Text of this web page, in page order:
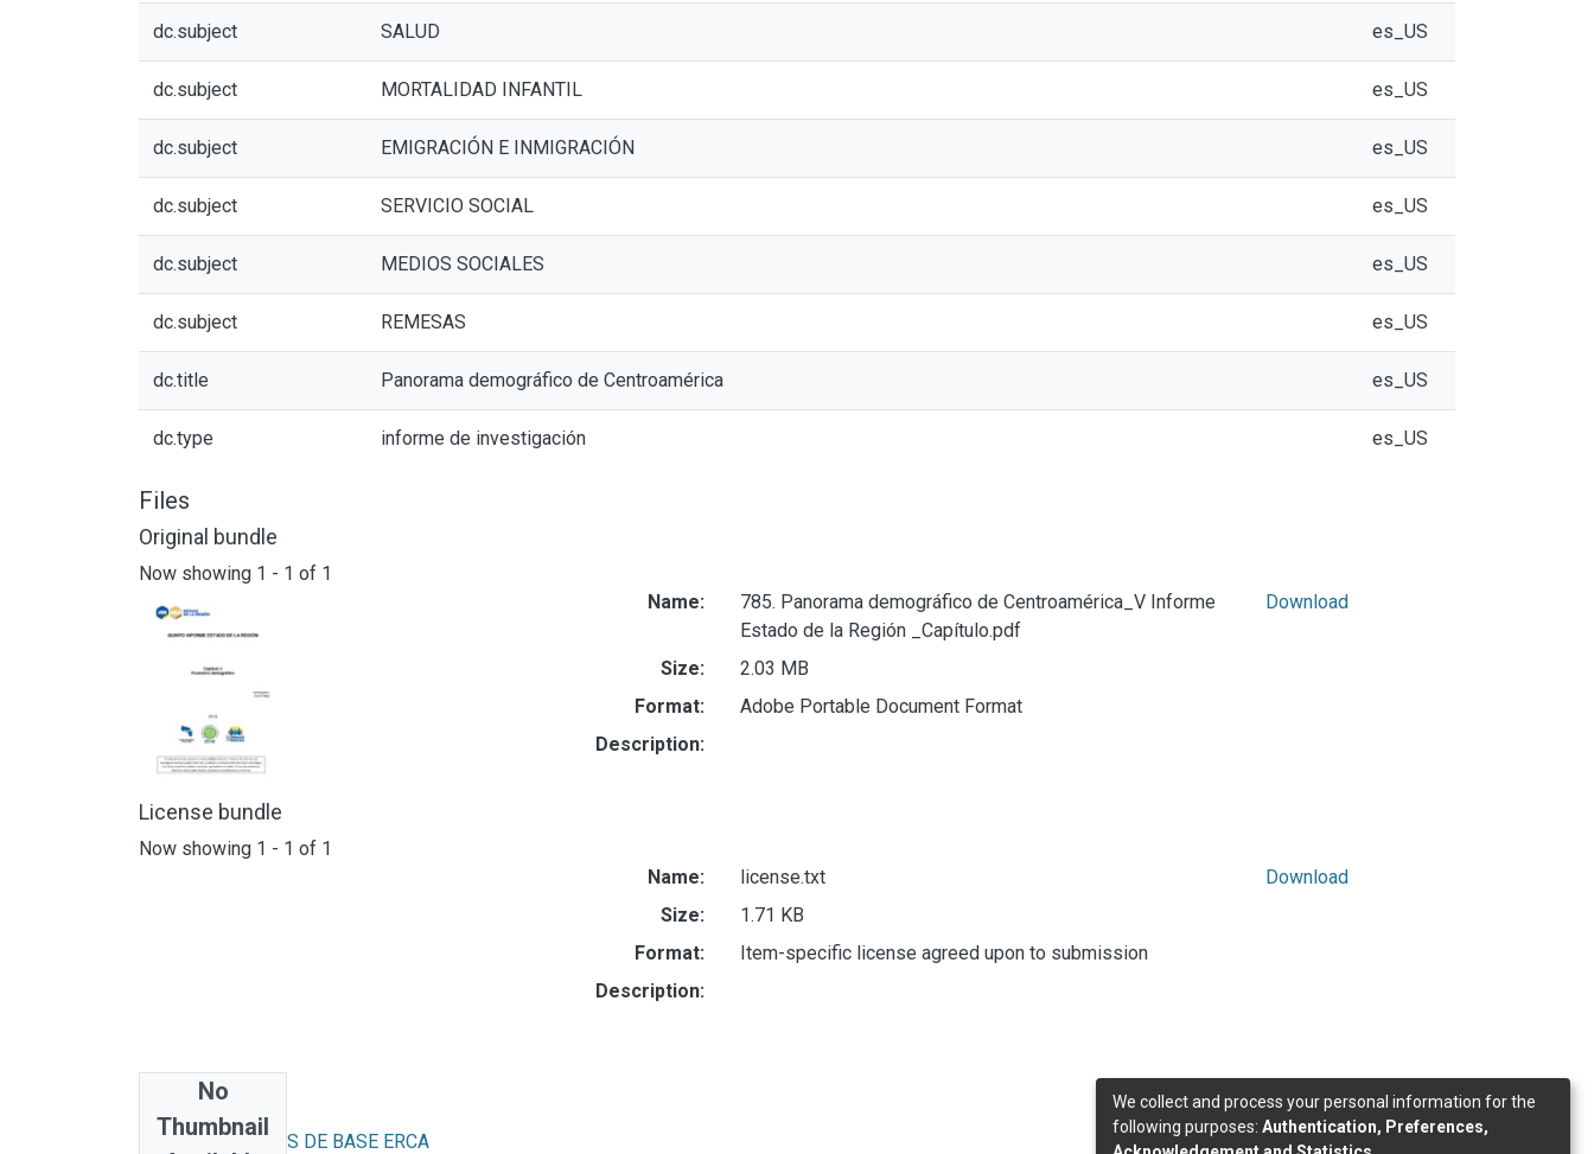
dc.subject SALUD es_US
dc.subject MORTALIDAD INFANTIL es_US
dc.subject EMIGRACIÓN E INMIGRACIÓN es_US
dc.subject SERVICIO SOCIAL es_US
dc.subject MEDIOS SOCIALES es_US
dc.subject REMESAS es_US
dc.title Panorama demográfico de Centroamérica es_US
dc.type informe de investigación es_US
Files
Original bundle
Now showing 1 - 1 of 1
Name:
785. Panorama demográfico de Centroamérica_V Informe
Estado de la Región _Capítulo.pdf
Size:
2.03 MB
Format:
Adobe Portable Document Format
Description:
Download
License bundle
Now showing 1 - 1 of 1
No
Thumbnail
Name:
license.txt
Size:
1.71 KB
Format:
Item-specific license agreed upon to submission
Description:
Download
Collections
INVESTIGACIONES DE BASE ERCA
We collect and process your personal information for the
following purposes: Authentication, Preferences,